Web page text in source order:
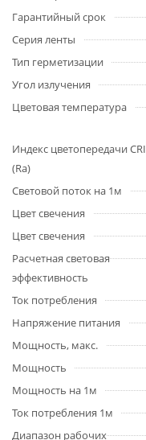
Гарантийный срок
Серия ленты
Тип герметизации
Угол излучения
Цветовая температура
Индекс цветопередачи CRI
(Ra)
Световой поток на 1м
Цвет свечения
Цвет свечения
Расчетная световая
эффективность
Ток потребления
Напряжение питания
Мощность, макс.
Мощность
Мощность на 1м
Ток потребления 1м
Диапазон рабочих